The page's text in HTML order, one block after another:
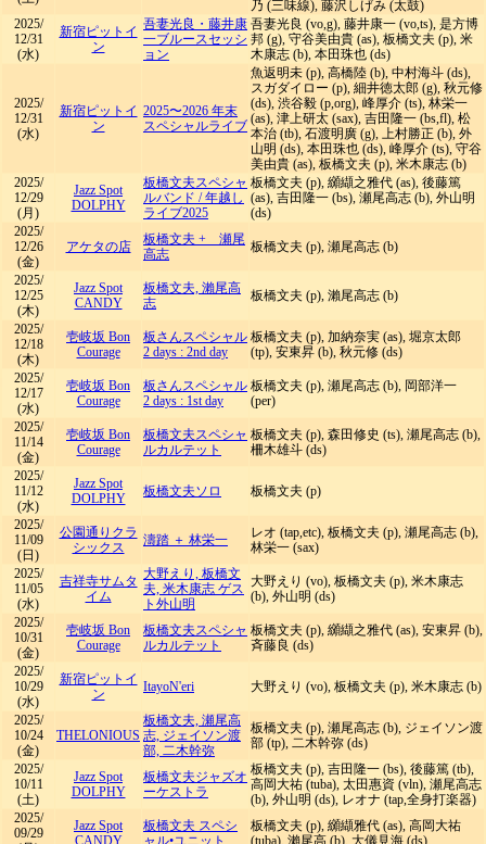
乃 (三味線), 藤沢しげみ (太鼓)
2025/
12/31
(水)
新宿ピットイ
ン
吾妻光良・藤井康
一ブルースセッシ
ョン
吾妻光良 (vo,g), 藤井康一 (vo,ts), 是方博
邦 (g), 守谷美由貴 (as), 板橋文夫 (p), 米
木康志 (b), 本田珠也 (ds)
2025/
12/31
(水)
新宿ピットイ
ン
2025〜2026 年末
スペシャルライブ
魚返明未 (p), 高橋陸 (b), 中村海斗 (ds),
スガダイロー (p), 細井徳太郎 (g), 秋元修
(ds), 渋谷毅 (p,org), 峰厚介 (ts), 林栄一
(as), 津上研太 (sax), 吉田隆一 (bs,fl), 松
本治 (tb), 石渡明廣 (g), 上村勝正 (b), 外
山明 (ds), 本田珠也 (ds), 峰厚介 (ts), 守谷
美由貴 (as), 板橋文夫 (p), 米木康志 (b)
2025/
12/29
(月)
Jazz Spot
DOLPHY
板橋文夫スペシャ
ルバンド /年越し
ライブ2025
板橋文夫 (p), 纐纈之雅代 (as), 後藤篤
(as), 吉田隆一 (bs), 瀬尾高志 (b), 外山明
(ds)
2025/
12/26
(金)
アケタの店
板橋文夫 + 瀬尾
高志
板橋文夫 (p), 瀬尾高志 (b)
2025/
12/25
(木)
Jazz Spot
CANDY
板橋文夫, 瀨尾高
志
板橋文夫 (p), 瀨尾高志 (b)
2025/
12/18
(木)
壱岐坂 Bon
Courage
板さんスペシャル
2 days : 2nd day
板橋文夫 (p), 加納奈実 (as), 堀京太郎
(tp), 安東昇 (b), 秋元修 (ds)
2025/
12/17
(水)
壱岐坂 Bon
Courage
板さんスペシャル
2 days : 1st day
板橋文夫 (p), 瀬尾高志 (b), 岡部洋一
(per)
2025/
11/14
(金)
壱岐坂 Bon
Courage
板橋文夫スペシャ
ルカルテット
板橋文夫 (p), 森田修史 (ts), 瀬尾高志 (b),
柵木雄斗 (ds)
2025/
11/12
(水)
Jazz Spot
DOLPHY
板橋文夫ソロ 板橋文夫 (p)
2025/
11/09
(日)
公園通りクラ
シックス
濤踏 ＋ 林栄一
レオ (tap,etc), 板橋文夫 (p), 瀬尾高志 (b),
林栄一 (sax)
2025/
11/05
(水)
吉祥寺サムタ
イム
大野えり, 板橋文
夫, 米木康志 ゲス
ト外山明
大野えり (vo), 板橋文夫 (p), 米木康志
(b), 外山明 (ds)
2025/
10/31
(金)
壱岐坂 Bon
Courage
板橋文夫スペシャ
ルカルテット
板橋文夫 (p), 纐纈之雅代 (as), 安東昇 (b),
斉藤良 (ds)
2025/
10/29
(水)
新宿ピットイ
ン
ItayoN'eri 大野えり (vo), 板橋文夫 (p), 米木康志 (b)
2025/
10/24
(金)
THELONIOUS
板橋文夫, 瀬尾高
志, ジェイソン渡
部, 二木幹弥
板橋文夫 (p), 瀬尾高志 (b), ジェイソン渡
部 (tp), 二木幹弥 (ds)
2025/
10/11
(土)
Jazz Spot
DOLPHY
板橋文夫ジャズオ
ーケストラ
板橋文夫 (p), 吉田隆一 (bs), 後藤篤 (tb),
高岡大祐 (tuba), 太田惠資 (vln), 瀬尾高志
(b), 外山明 (ds), レオナ (tap,全身打楽器)
2025/
09/29
Jazz Spot
板橋文夫 スペシ
板橋文夫 (p), 纐纈雅代 (as), 高岡大祐